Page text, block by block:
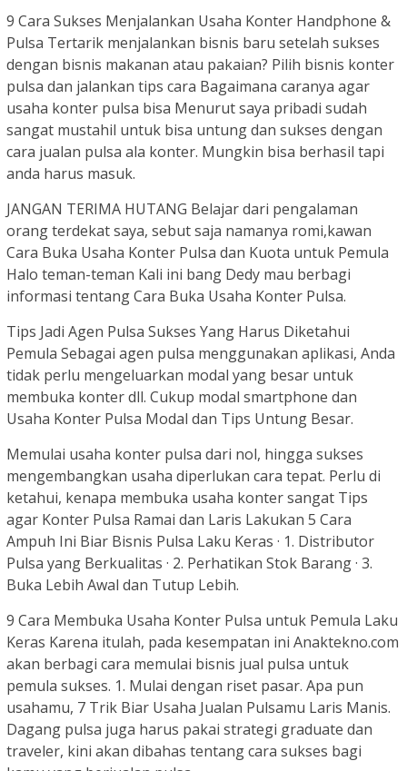
9 Cara Sukses Menjalankan Usaha Konter Handphone &
Pulsa Tertarik menjalankan bisnis baru setelah sukses
dengan bisnis makanan atau pakaian? Pilih bisnis konter
pulsa dan jalankan tips cara Bagaimana caranya agar
usaha konter pulsa bisa Menurut saya pribadi sudah
sangat mustahil untuk bisa untung dan sukses dengan
cara jualan pulsa ala konter. Mungkin bisa berhasil tapi
anda harus masuk.
JANGAN TERIMA HUTANG Belajar dari pengalaman
orang terdekat saya, sebut saja namanya romi,kawan
Cara Buka Usaha Konter Pulsa dan Kuota untuk Pemula
Halo teman-teman Kali ini bang Dedy mau berbagi
informasi tentang Cara Buka Usaha Konter Pulsa.
Tips Jadi Agen Pulsa Sukses Yang Harus Diketahui
Pemula Sebagai agen pulsa menggunakan aplikasi, Anda
tidak perlu mengeluarkan modal yang besar untuk
membuka konter dll. Cukup modal smartphone dan
Usaha Konter Pulsa Modal dan Tips Untung Besar.
Memulai usaha konter pulsa dari nol, hingga sukses
mengembangkan usaha diperlukan cara tepat. Perlu di
ketahui, kenapa membuka usaha konter sangat Tips
agar Konter Pulsa Ramai dan Laris Lakukan 5 Cara
Ampuh Ini Biar Bisnis Pulsa Laku Keras · 1. Distributor
Pulsa yang Berkualitas · 2. Perhatikan Stok Barang · 3.
Buka Lebih Awal dan Tutup Lebih.
9 Cara Membuka Usaha Konter Pulsa untuk Pemula Laku
Keras Karena itulah, pada kesempatan ini Anaktekno.com
akan berbagi cara memulai bisnis jual pulsa untuk
pemula sukses. 1. Mulai dengan riset pasar. Apa pun
usahamu, 7 Trik Biar Usaha Jualan Pulsamu Laris Manis.
Dagang pulsa juga harus pakai strategi graduate dan
traveler, kini akan dibahas tentang cara sukses bagi